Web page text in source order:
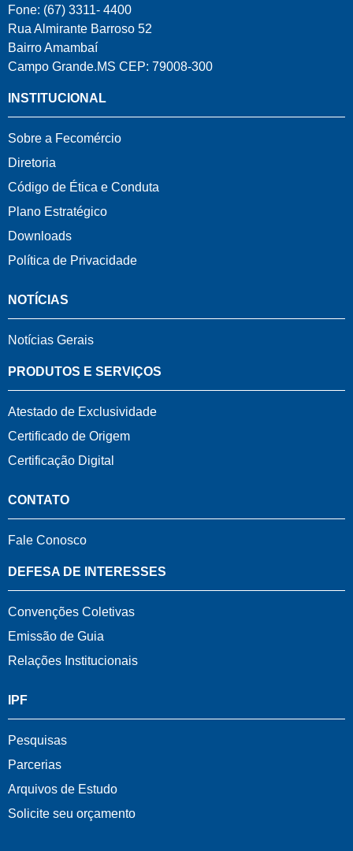
Fone: (67) 3311- 4400
Rua Almirante Barroso 52
Bairro Amambaí
Campo Grande.MS CEP: 79008-300
INSTITUCIONAL
Sobre a Fecomércio
Diretoria
Código de Ética e Conduta
Plano Estratégico
Downloads
Política de Privacidade
NOTÍCIAS
Notícias Gerais
PRODUTOS E SERVIÇOS
Atestado de Exclusividade
Certificado de Origem
Certificação Digital
CONTATO
Fale Conosco
DEFESA DE INTERESSES
Convenções Coletivas
Emissão de Guia
Relações Institucionais
IPF
Pesquisas
Parcerias
Arquivos de Estudo
Solicite seu orçamento